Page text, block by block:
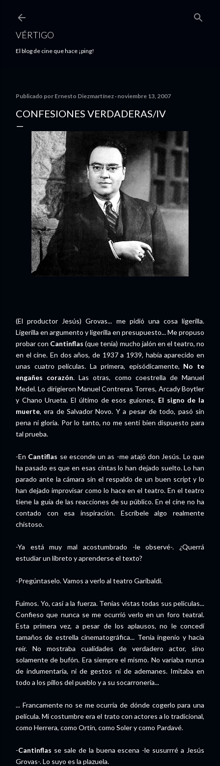
VÉRTIGO
El blog de cine que hace ¡ping!
Publicado por Ernesto Diezmartínez noviembre 13, 2007
CONFESIONES VERDADERAS/IV
(El productor Jesús) Grovas... me pidió una cosa ligerilla.
Ligerilla en argumento y ligerilla en presupuesto... Me propuso
probar con Cantinflas(que tenía) mucho jalón en el teatro, no
en el cine. En dos años, de 1937 a 1939, había aparecido en
unas cuatro películas. La primera, episódicamente, No te
engañes corazón. Las otras, como coestrella de Manuel
Medel. Lo dirigieron Manuel Contreras Torres, Arcady Boytler
y Chano Urueta. El último de esos guiones, El signo de la
muerte, era de Salvador Novo. Y a pesar de todo, pasó sin
pena ni gloria. Por lo tanto, no me sentí bien dispuesto para
tal prueba.
-En Cantiflas se esconde un as -me atajó don Jesús. Lo que
ha pasado es que en esas cintas lo han dejado suelto. Lo han
parado ante la cámara sin el respaldo de un buen script y lo
han dejado improvisar como lo hace en el teatro. En el teatro
tiene la guía de las reacciones de su público. En el cine no ha
contado con esa inspiración. Escríbele algo realmente
chistoso.
-Ya está muy mal acostumbrado -le observé-. ¿Querrá
estudiar un libreto y aprenderse el texto?
-Pregúntaselo. Vamos a verlo al teatro Garibaldi.
Fuimos. Yo, casi a la fuerza. Tenías vistas todas sus películas...
Confieso que nunca se me ocurrió verlo en un foro teatral.
Esta primera vez, a pesar de los aplausos, no le concedí
tamaños de estrella cinematográfica... Tenía ingenio y hacía
reír. No mostraba cualidades de verdadero actor, sino
solamente de bufón. Era siempre el mismo. No variaba nunca
de indumentaria, ni de gestos ni de ademanes. Imitaba en
todo a los pillos del pueblo y a su socarronería...
... Francamente no se me ocurría de dónde cogerlo para una
película. Mi costumbre era el trato con actores a lo tradicional,
como Herrera, como Ortín, como Soler y como Pardavé.
-Cantinflas se sale de la buena escena -le susurrré a Jesús
Grovas-. Lo suyo es la plazuela.